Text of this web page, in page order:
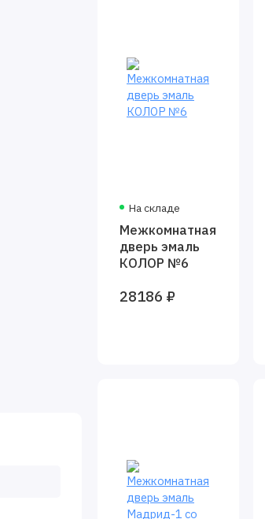
На складе
Межкомнатная
дверь эмаль
КОЛОР №6
28186 ₽